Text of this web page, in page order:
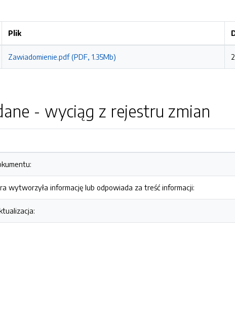
Plik
Zawiadomienie.pdf (PDF, 1.35Mb)
- wyciąg z rejestru zmian
wytworzyła informację lub odpowiada za treść informacji: